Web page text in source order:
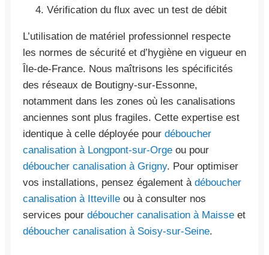
Vérification du flux avec un test de débit
L’utilisation de matériel professionnel respecte
les normes de sécurité et d’hygiène en vigueur en
Île-de-France. Nous maîtrisons les spécificités
des réseaux de Boutigny-sur-Essonne,
notamment dans les zones où les canalisations
anciennes sont plus fragiles. Cette expertise est
identique à celle déployée pour déboucher
canalisation à Longpont-sur-Orge ou pour
déboucher canalisation à Grigny. Pour optimiser
vos installations, pensez également à déboucher
canalisation à Itteville ou à consulter nos
services pour déboucher canalisation à Maisse et
déboucher canalisation à Soisy-sur-Seine.